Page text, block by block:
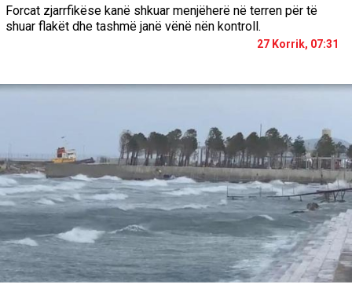
Forcat zjarrfikëse kanë shkuar menjëherë në terren për të
shuar flakët dhe tashmë janë vënë nën kontroll.
27 Korrik, 07:31